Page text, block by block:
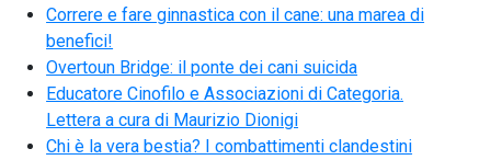
Correre e fare ginnastica con il cane: una marea di
benefici!
Overtoun Bridge: il ponte dei cani suicida
Educatore Cinofilo e Associazioni di Categoria.
Lettera a cura di Maurizio Dionigi
Chi è la vera bestia? I combattimenti clandestini